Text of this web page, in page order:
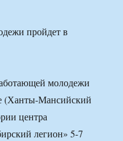
молодежи
(Ханты-Мансийский
центра
легион» 5-7